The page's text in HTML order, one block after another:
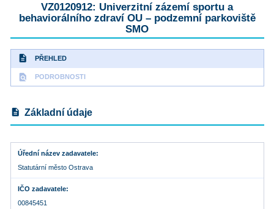
VZ0120912: Univerzitní zázemí sportu a
behaviorálního zdraví OU – podzemní parkoviště
SMO
description PŘEHLED
find_in_page PODROBNOSTI
description Základní údaje
Úřední název zadavatele
Statutární město Ostrava
IČO zadavatele
00845451